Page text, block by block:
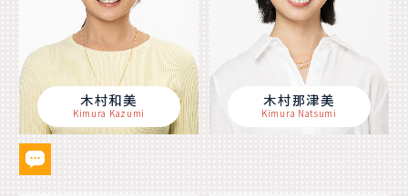
木村和美
Kimura Kazumi
木村那津美
Kimura Natsumi